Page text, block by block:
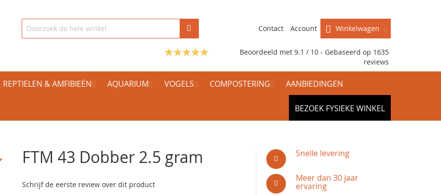
Winkelwagen
Contact Account
Beoordeeld met 9.1 / 10 - Gebaseerd op 1635
reviews
REPTIELEN & AMFIBIEËN AQUARIUM VOGELS COMPOSTERING AANBIEDINGEN
BEZOEK FYSIEKE WINKEL
FTM 43 Dobber 2.5 gram
Schrijf de eerste review over dit product
Snelle levering
Meer dan 30 jaar
ervaring